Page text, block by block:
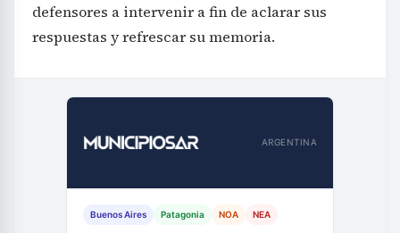
defensores a intervenir a fin de aclarar sus
respuestas y refrescar su memoria.
ARGENTINA
Buenos Aires Patagonia NOA NEA